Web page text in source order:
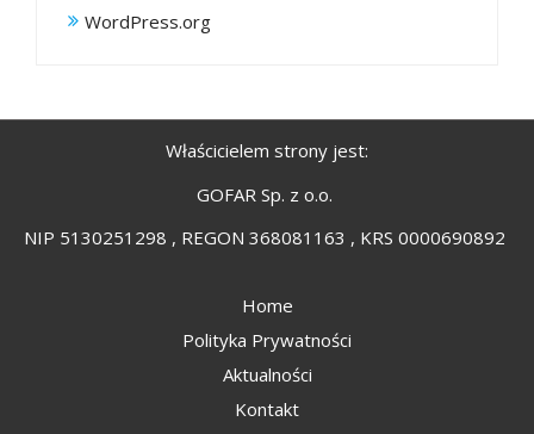
WordPress.org
Właścicielem strony jest:
GOFAR Sp. z o.o.
NIP 5130251298 , REGON 368081163 , KRS 0000690892
Home
Polityka Prywatności
Aktualności
Kontakt